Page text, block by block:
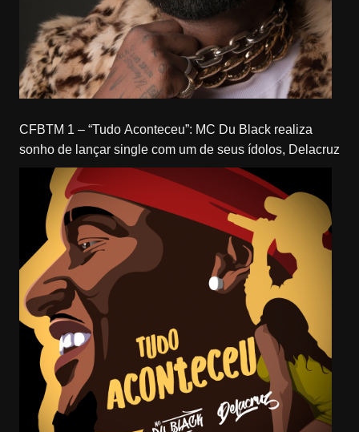
CFBTM 1 – “Tudo Aconteceu”: MC Du Black realiza
sonho de lançar single com um de seus ídolos, Delacruz